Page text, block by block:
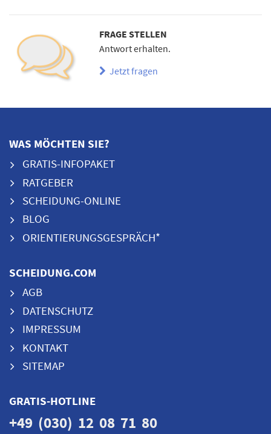
FRAGE STELLEN
Antwort erhalten.
Jetzt fragen
WAS MÖCHTEN SIE?
GRATIS-INFOPAKET
RATGEBER
SCHEIDUNG-ONLINE
BLOG
ORIENTIERUNGSGESPRÄCH*
SCHEIDUNG.COM
AGB
DATENSCHUTZ
IMPRESSUM
KONTAKT
SITEMAP
GRATIS-HOTLINE
+49 (030) 12 08 71 80